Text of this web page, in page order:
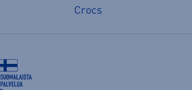
Crocs